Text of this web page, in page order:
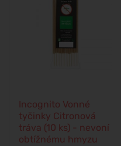
Incognito Vonné
tyčinky Citronová
tráva (10 ks) - nevoní
obtížnému hmyzu